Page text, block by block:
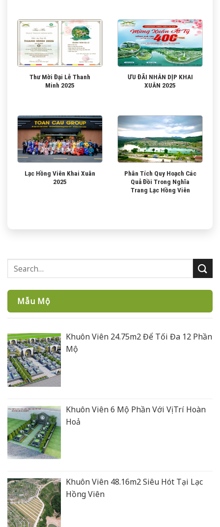
Thư Mời Đại Lễ Thanh
Minh 2025
ƯU ĐÃI NHÂN DỊP KHAI
XUÂN 2025
Lạc Hồng Viên Khai Xuân
2025
Phân Tích Quy Hoạch Các
Quả Đồi Trong Nghĩa
Trang Lạc Hồng Viên
Mẫu Mộ
Khuôn Viên 24.75m2 Để Tối Đa 12 Phần
Mộ
Khuôn Viên 6 Mộ Phần Với Vị Trí Hoàn
Hoả
Khuôn Viên 48.16m2 Siêu Hót Tại Lạc
Hồng Viên